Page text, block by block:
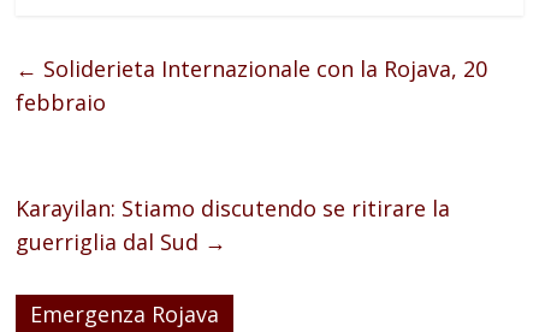
← Soliderieta Internazionale con la Rojava, 20
febbraio
Karayilan: Stiamo discutendo se ritirare la
guerriglia dal Sud →
Emergenza Rojava